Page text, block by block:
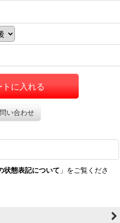
トに入れる
い合わせ
状態表記について 」をご覧くださ